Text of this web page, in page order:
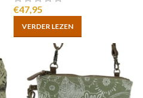
€47,95
VERDER LEZEN